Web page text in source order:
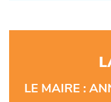
LE MAIRE :